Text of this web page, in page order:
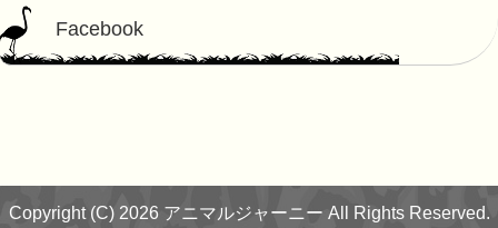
Facebook
Copyright (C) 2026 アニマルジャーニー All Rights Reserved.